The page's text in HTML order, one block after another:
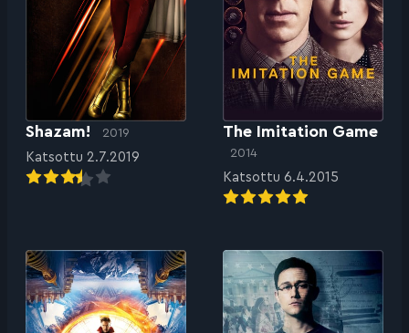
Shazam! 2019
Katsottu 2.7.2019
The Imitation Game
2014
Katsottu 6.4.2015